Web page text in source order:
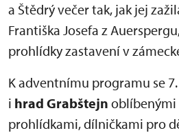
a Štědrý večer tak, jak jej
Františka Josefa z
prohlídky zastavení v
K adventnímu programu se
i hrad Grabštejn
prohlídkami, dílničkami pro